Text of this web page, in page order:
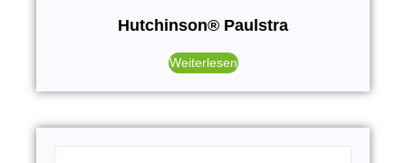
Hutchinson® Paulstra
Weiterlesen